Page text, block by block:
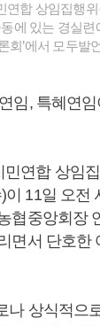
합 상임집행
에 있는 경실련
회’에서 모두발
임, 특혜연
연합 상임
11일 오전
협중앙회장
면서 단호한
나 상식적으